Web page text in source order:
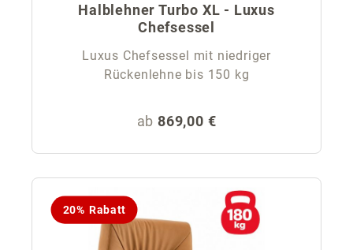
Halblehner Turbo XL - Luxus
Chefsessel
Luxus Chefsessel mit niedriger
Rückenlehne bis 150 kg
Regulärer Preis:
ab 869,00 €
20% Rabatt